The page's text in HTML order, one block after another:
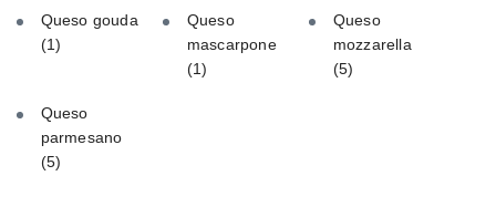
Queso gouda
(1)
Queso
mascarpone
(1)
Queso
mozzarella
(5)
Queso
parmesano
(5)